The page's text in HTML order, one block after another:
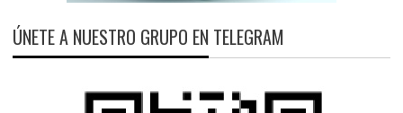
ÚNETE A NUESTRO GRUPO EN TELEGRAM